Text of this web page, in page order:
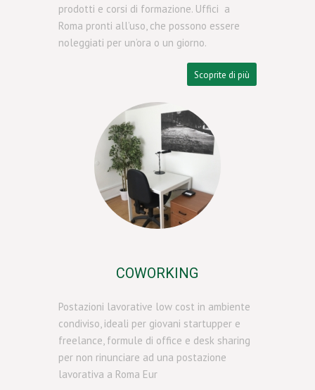
prodotti e corsi di formazione. Uffici a
Roma pronti all’uso, che possono essere
noleggiati per un’ora o un giorno.
Scoprite di più
COWORKING
Postazioni lavorative low cost in ambiente
condiviso, ideali per giovani startupper e
freelance, formule di office e desk sharing
per non rinunciare ad una postazione
lavorativa a Roma Eur